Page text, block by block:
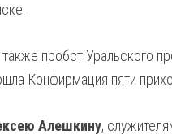
пробст Уральского
Конфирмация пяти
Алешкину,